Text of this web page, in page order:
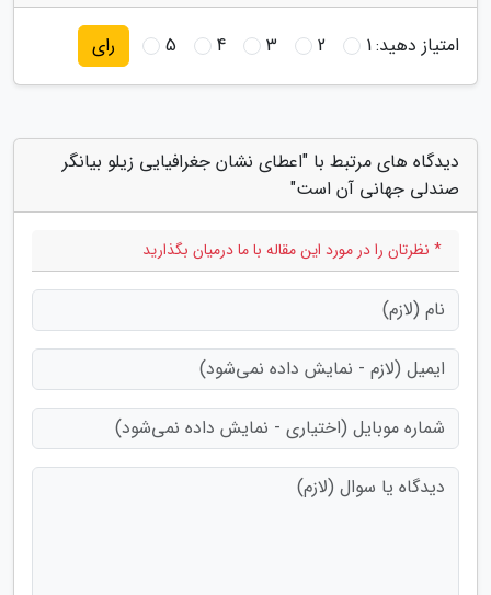
امتیاز دهید:1
2
3
4
5 رای
دیدگاه های مرتبط با "اعطای نشان جغرافیایی زیلو بیانگر
صندلی جهانی آن است"
* نظرتان را در مورد این مقاله با ما درمیان بگذارید